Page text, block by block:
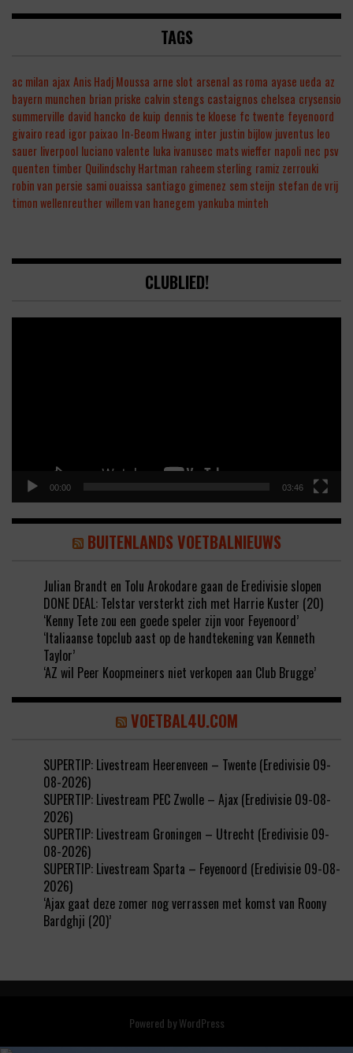
TAGS
ac milan ajax Anis Hadj Moussa arne slot arsenal as roma ayase ueda az
bayern munchen brian priske calvin stengs castaignos chelsea crysensio
summerville david hancko de kuip dennis te kloese fc twente feyenoord
givairo read igor paixao In-Beom Hwang inter justin bijlow juventus leo
sauer liverpool luciano valente luka ivanusec mats wieffer napoli nec psv
quenten timber Quilindschy Hartman raheem sterling ramiz zerrouki
robin van persie sami ouaissa santiago gimenez sem steijn stefan de vrij
timon wellenreutherwillem van hanegemyankuba minteh
CLUBLIED!
00:00 03:46
BUITENLANDS VOETBALNIEUWS
Julian Brandt en Tolu Arokodare gaan de Eredivisie slopen
DONE DEAL: Telstar versterkt zich met Harrie Kuster (20)
‘Kenny Tete zou een goede speler zijn voor Feyenoord’
‘Italiaanse topclub aast op de handtekening van Kenneth
Taylor’
‘AZ wil Peer Koopmeiners niet verkopen aan Club Brugge’
VOETBAL4U.COM
SUPERTIP: Livestream Heerenveen – Twente (Eredivisie 09-
08-2026)
SUPERTIP: Livestream PEC Zwolle – Ajax (Eredivisie 09-08-
2026)
SUPERTIP: Livestream Groningen – Utrecht (Eredivisie 09-
08-2026)
SUPERTIP: Livestream Sparta – Feyenoord (Eredivisie 09-08-
2026)
‘Ajax gaat deze zomer nog verrassen met komst van Roony
Bardghji (20)’
Powered byWordPress